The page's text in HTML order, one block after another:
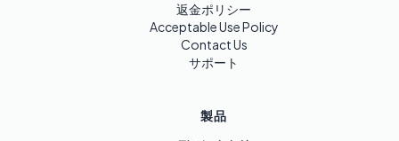
返金ポリシー
Acceptable Use Policy
Contact Us
サポート
製品